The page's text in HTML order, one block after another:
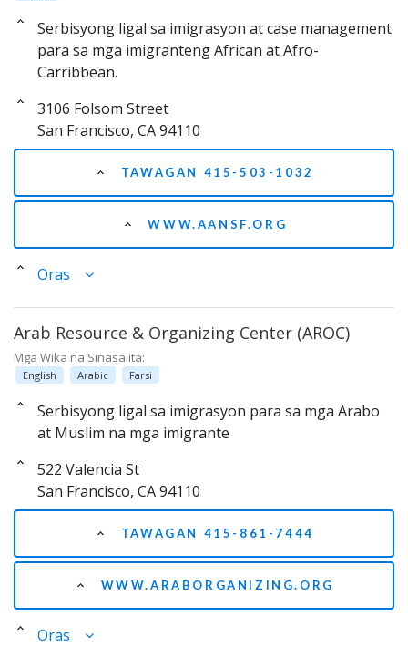
Serbisyong ligal sa imigrasyon at case management
para sa mga imigranteng African at Afro-
Carribbean.
3106 Folsom Street
San Francisco, CA 94110
TAWAGAN 415-503-1032
WWW.AANSF.ORG
Oras
Arab Resource & Organizing Center (AROC)
Mga Wika na Sinasalita:
English Arabic Farsi
Serbisyong ligal sa imigrasyon para sa mga Arabo
at Muslim na mga imigrante
522 Valencia St
San Francisco, CA 94110
TAWAGAN 415-861-7444
WWW.ARABORGANIZING.ORG
Oras